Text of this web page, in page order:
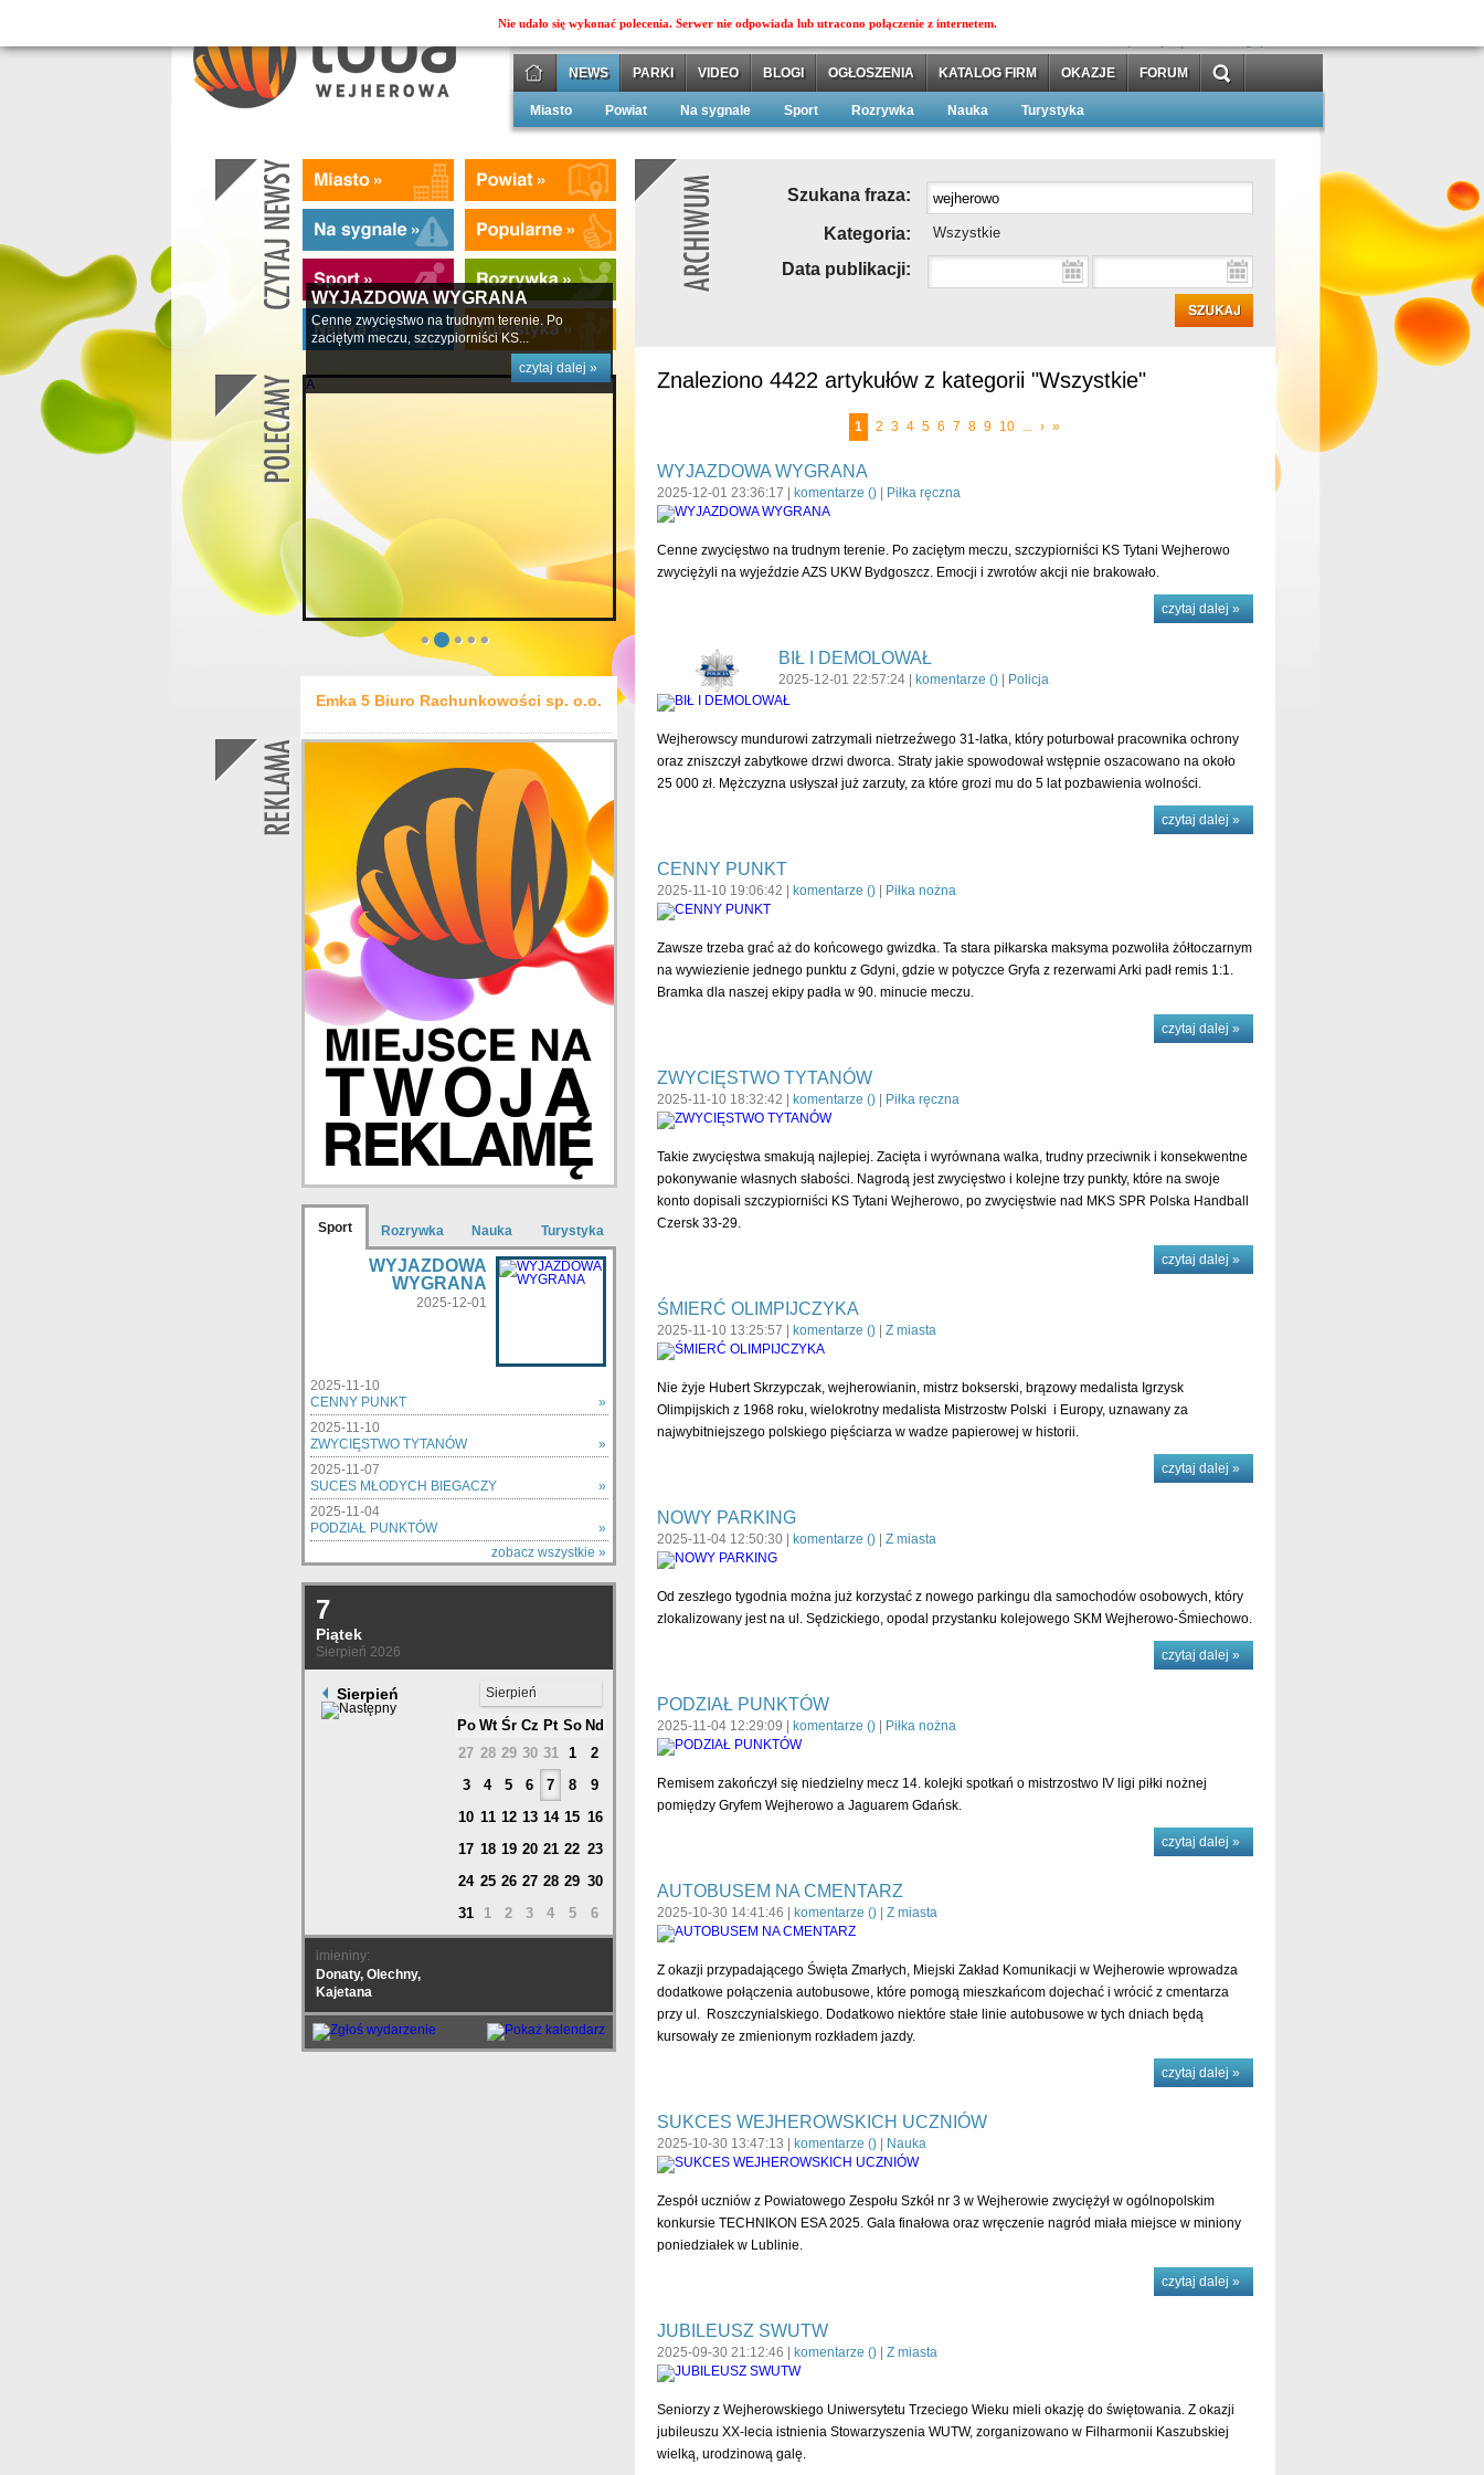
NEWS PARKI VIDEO BLOGI OGŁOSZENIA KATALOG FIRM OKAZJE FORUM
Miasto Powiat Na sygnale Sport Rozrywka Nauka Turystyka
WYJAZDOWA WYGRANA
Cenne zwycięstwo na trudnym terenie. Po
zaciętym meczu, szczypiorniści KS...
czytaj dalej »
Emka 5 Biuro Rachunkowości sp. o.o.
Sport Rozrywka Nauka Turystyka
WYJAZDOWA
WYGRANA
2025-12-01
2025-11-10
CENNY PUNKT
»
2025-11-10
ZWYCIĘSTWO TYTANÓW
»
2025-11-07
SUCES MŁODYCH BIEGACZY
»
2025-11-04
PODZIAŁ PUNKTÓW
»
zobacz wszystkie »
7
Piątek
Sierpień 2026
Sierpień Sierpień
Po Wt Śr Cz Pt So Nd
27 28 29 30 31 1
2
3
4 5 6 7 8
9
10 11 12 13 14 15 16
17 18 19 20 21 22 23
24 25 26 27 28 29 30
31
1 2 3 4 5 6
imieniny:
Donaty, Olechny,
Kajetana
Szukana fraza:
Kategoria: Wszystkie
Data publikacji:
Znaleziono 4422 artykułów z kategorii "Wszystkie"
1 2 3 4 5 6 7 8 9 10 ... › »
WYJAZDOWA WYGRANA
2025-12-01 23:36:17 | komentarze ()| Piłka ręczna
Cenne zwycięstwo na trudnym terenie. Po zaciętym meczu, szczypiorniści KS Tytani Wejherowo
zwyciężyli na wyjeździe AZS UKW Bydgoszcz. Emocji i zwrotów akcji nie brakowało.
czytaj dalej »
BIŁ I DEMOLOWAŁ
2025-12-01 22:57:24 | komentarze ()| Policja
Wejherowscy mundurowi zatrzymali nietrzeźwego 31-latka, który poturbował pracownika ochrony
oraz zniszczył zabytkowe drzwi dworca. Straty jakie spowodował wstępnie oszacowano na około
25 000 zł. Mężczyzna usłyszał już zarzuty, za które grozi mu do 5 lat pozbawienia wolności.
czytaj dalej »
CENNY PUNKT
2025-11-10 19:06:42 | komentarze ()| Piłka nożna
Zawsze trzeba grać aż do końcowego gwizdka. Ta stara piłkarska maksyma pozwoliła żółtoczarnym
na wywiezienie jednego punktu z Gdyni, gdzie w potyczce Gryfa z rezerwami Arki padł remis 1:1.
Bramka dla naszej ekipy padła w 90. minucie meczu.
czytaj dalej »
ZWYCIĘSTWO TYTANÓW
2025-11-10 18:32:42 | komentarze ()| Piłka ręczna
Takie zwycięstwa smakują najlepiej. Zacięta i wyrównana walka, trudny przeciwnik i konsekwentne
pokonywanie własnych słabości. Nagrodą jest zwycięstwo i kolejne trzy punkty, które na swoje
konto dopisali szczypiorniści KS Tytani Wejherowo, po zwycięstwie nad MKS SPR Polska Handball
Czersk 33-29.
czytaj dalej »
ŚMIERĆ OLIMPIJCZYKA
2025-11-10 13:25:57 | komentarze ()| Z miasta
Nie żyje Hubert Skrzypczak, wejherowianin, mistrz bokserski, brązowy medalista Igrzysk
Olimpijskich z 1968 roku, wielokrotny medalista Mistrzostw Polski i Europy, uznawany za
najwybitniejszego polskiego pięściarza w wadze papierowej w historii.
czytaj dalej »
NOWY PARKING
2025-11-04 12:50:30 | komentarze ()| Z miasta
Od zeszłego tygodnia można już korzystać z nowego parkingu dla samochodów osobowych, który
zlokalizowany jest na ul. Sędzickiego, opodal przystanku kolejowego SKM Wejherowo-Śmiechowo.
czytaj dalej »
PODZIAŁ PUNKTÓW
2025-11-04 12:29:09 | komentarze ()| Piłka nożna
Remisem zakończył się niedzielny mecz 14. kolejki spotkań o mistrzostwo IV ligi piłki nożnej
pomiędzy Gryfem Wejherowo a Jaguarem Gdańsk.
czytaj dalej »
AUTOBUSEM NA CMENTARZ
2025-10-30 14:41:46 | komentarze ()| Z miasta
Z okazji przypadającego Święta Zmarłych, Miejski Zakład Komunikacji w Wejherowie wprowadza
dodatkowe połączenia autobusowe, które pomogą mieszkańcom dojechać i wrócić z cmentarza
przy ul. Roszczynialskiego. Dodatkowo niektóre stałe linie autobusowe w tych dniach będą
kursowały ze zmienionym rozkładem jazdy.
czytaj dalej »
SUKCES WEJHEROWSKICH UCZNIÓW
2025-10-30 13:47:13 | komentarze ()| Nauka
Zespół uczniów z Powiatowego Zespołu Szkół nr 3 w Wejherowie zwyciężył w ogólnopolskim
konkursie TECHNIKON ESA 2025. Gala finałowa oraz wręczenie nagród miała miejsce w miniony
poniedziałek w Lublinie.
czytaj dalej »
JUBILEUSZ SWUTW
2025-09-30 21:12:46 | komentarze ()| Z miasta
Seniorzy z Wejherowskiego Uniwersytetu Trzeciego Wieku mieli okazję do świętowania. Z okazji
jubileuszu XX-lecia istnienia Stowarzyszenia WUTW, zorganizowano w Filharmonii Kaszubskiej
wielką, urodzinową galę.
Nie udało się wykonać polecenia. Serwer nie odpowiada lub utracono połączenie z internetem.